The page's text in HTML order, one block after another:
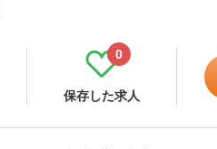
保存した求人
0